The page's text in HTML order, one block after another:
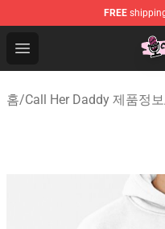
FREE
Open menu
Call Her Daddy
홈/Call Her Daddy 제품정보